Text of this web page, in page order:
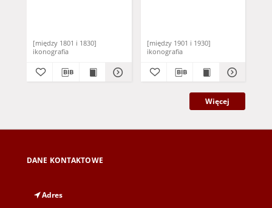
[między 1801 i 1830]
ikonografia
[między 1901 i 1930]
ikonografia
Więcej
DANE KONTAKTOWE
Adres